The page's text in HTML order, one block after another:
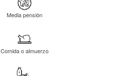
Media pensión
Comida o almuerzo